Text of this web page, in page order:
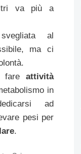
va più a
al
ma ci
fare attività
in
ad
pesi per
.